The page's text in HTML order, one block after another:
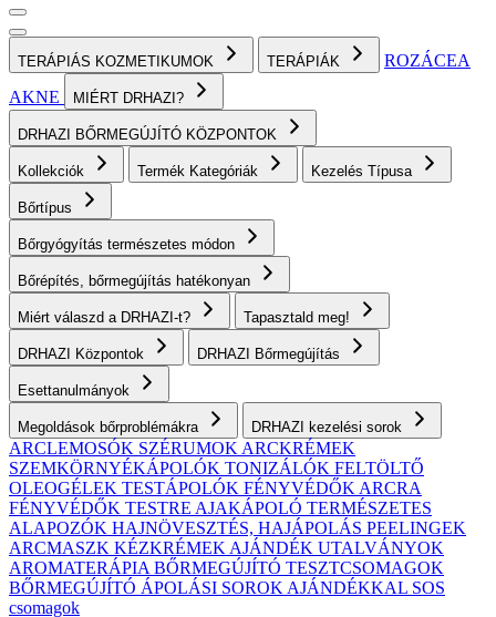
TERÁPIÁS KOZMETIKUMOK TERÁPIÁK
ROZÁCEA
AKNE
MIÉRT DRHAZI?
DRHAZI BŐRMEGÚJÍTÓ KÖZPONTOK
Kollekciók Termék Kategóriák Kezelés Típusa
Bőrtípus
Bőrgyógyítás természetes módon
Bőrépítés, bőrmegújítás hatékonyan
Miért válaszd a DRHAZI-t? Tapasztald meg!
DRHAZI Központok DRHAZI Bőrmegújítás
Esettanulmányok
Megoldások bőrproblémákra DRHAZI kezelési sorok
ARCLEMOSÓK SZÉRUMOK ARCKRÉMEK
SZEMKÖRNYÉKÁPOLÓK TONIZÁLÓK FELTÖLTŐ
OLEOGÉLEK TESTÁPOLÓK FÉNYVÉDŐK ARCRA
FÉNYVÉDŐK TESTRE AJAKÁPOLÓ TERMÉSZETES
ALAPOZÓK HAJNÖVESZTÉS, HAJÁPOLÁS PEELINGEK
ARCMASZK KÉZKRÉMEK AJÁNDÉK UTALVÁNYOK
AROMATERÁPIA BŐRMEGÚJÍTÓ TESZTCSOMAGOK
BŐRMEGÚJÍTÓ ÁPOLÁSI SOROK AJÁNDÉKKAL SOS
csomagok